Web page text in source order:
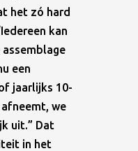
het zó hard
kan
een
jaarlijks 10-
we
uit.” Dat
in het